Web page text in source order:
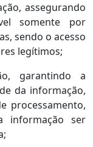
assegurando
somente por
sendo o acesso
legítimos;
garantindo a
da informação,
processamento,
informação ser